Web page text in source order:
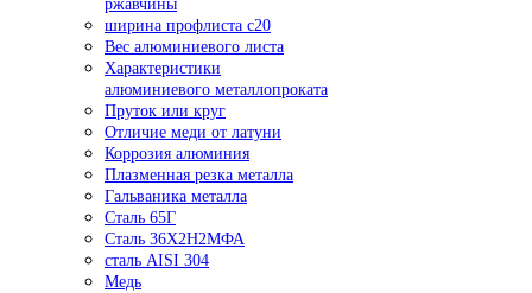
ржавчины
ширина профлиста с20
Вес алюминиевого листа
Характеристики
алюминиевого металлопроката
Пруток или круг
Отличие меди от латуни
Коррозия алюминия
Плазменная резка металла
Гальваника металла
Сталь 65Г
Сталь 36Х2Н2МФА
сталь AISI 304
Медь